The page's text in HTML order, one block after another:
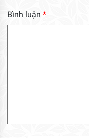
Bình luận *